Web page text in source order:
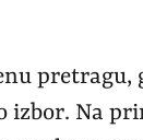
pretragu,
Na